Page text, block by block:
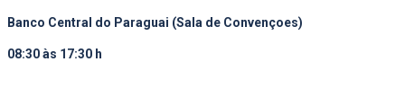
Banco Central do Paraguai (Sala de Convençoes)
08:30 às 17:30 h